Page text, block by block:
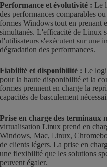
Performance et évolutivité : Le
des performances comparables
formes Windows tout en prenant
simultanés. L'efficacité de Linux
d'utilisateurs s'exécutent sur une
dégradation des performances.
Fiabilité et disponibilité : Le
pour la haute disponibilité et la
formes prennent en charge la
capacités de basculement
Prise en charge des terminaux
virtualisation Linux prend en
Windows, Mac, Linux,
de clients légers. La prise en
une flexibilité que les solutions
peuvent égaler.